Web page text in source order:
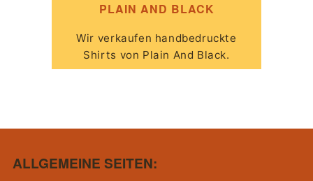
PLAIN AND BLACK
Wir verkaufen handbedruckte
Shirts von Plain And Black.
ALLGEMEINE SEITEN: